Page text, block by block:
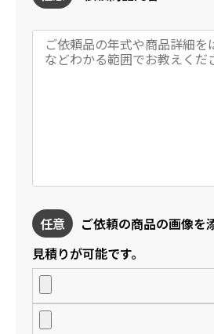
任意
ご依頼の商品の画像を
見積りが可能です。